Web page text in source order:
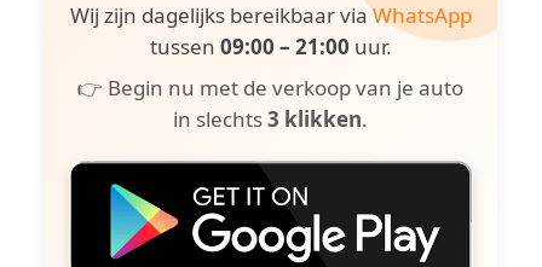
Wij zijn dagelijks bereikbaar viaWhatsApp
tussen 09:00 – 21:00 uur.
👉 Begin nu met de verkoop van je auto
in slechts3 klikken.